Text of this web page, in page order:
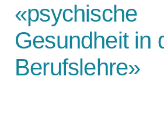
«psychische
Gesundheit in
Berufslehre»